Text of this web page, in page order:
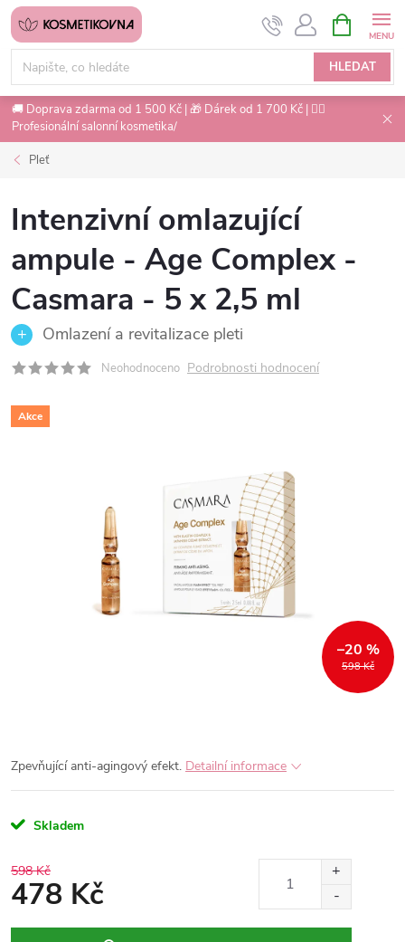
Přejít
obsah
HLEDAT
NÁKUPNÍ
KOŠÍK
🚚 Doprava zdarma od 1 500 Kč | 🎁 Dárek od 1 700 Kč | 💇‍♀️
Profesionální salonní kosmetika/
Pleť
Intenzivní omlazující
ampule - Age Complex -
Casmara - 5 x 2,5 ml
Omlazení a revitalizace pleti
Neohodnoceno Podrobnosti hodnocení
Akce
598 Kč
–20 %
Zpevňující anti-agingový efekt. Detailní informace
Skladem
598 Kč
478 Kč